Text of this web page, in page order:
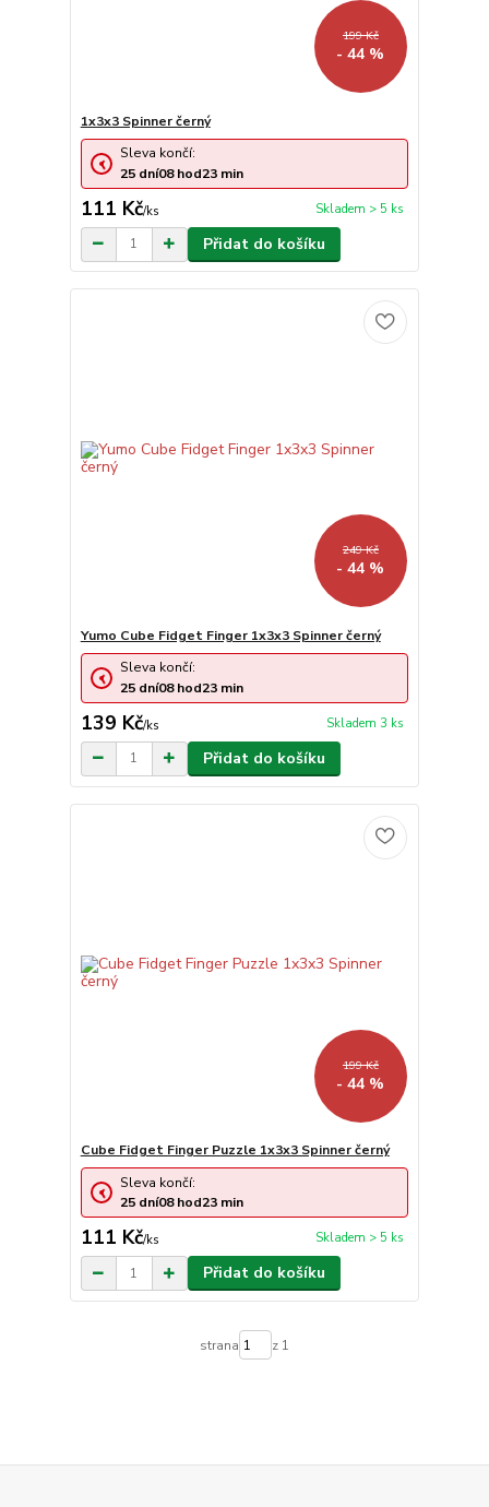
199 Kč
- 44 %
1x3x3 Spinner černý
111 Kč/ks Skladem > 5 ks
Sleva končí:
25 dní08hod23 min
Přidat do košíku
249 Kč
- 44 %
Yumo Cube Fidget Finger 1x3x3 Spinner černý
139 Kč/ks Skladem 3 ks
Sleva končí:
25 dní08hod23 min
Přidat do košíku
199 Kč
- 44 %
Cube Fidget Finger Puzzle 1x3x3 Spinner černý
111 Kč/ks Skladem > 5 ks
Sleva končí:
25 dní08hod23 min
Přidat do košíku
strana z 1